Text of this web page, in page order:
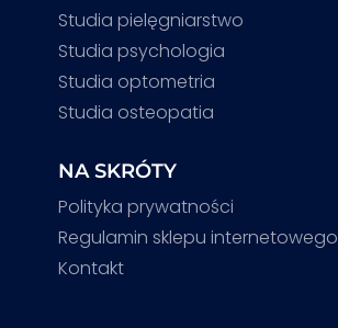
Studia pielęgniarstwo
Studia psychologia
Studia optometria
Studia osteopatia
NA SKRÓTY
Polityka prywatności
Regulamin sklepu internetowego
Kontakt